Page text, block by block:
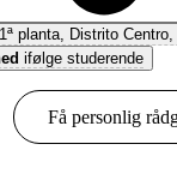
planta, Distrito
ifølge studerende
Få personlig